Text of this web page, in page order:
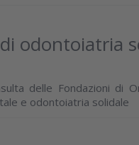
odontoiatria
delle Fondazioni di
e odontoiatria solidale